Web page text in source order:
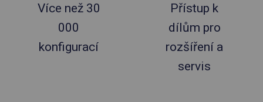
Více než 30
000
konfigurací
Přístup k
dílům pro
rozšíření a
servis